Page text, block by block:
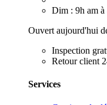
Dim : 9h am à
Ouvert aujourd'hui
Inspection
Retour client
Services